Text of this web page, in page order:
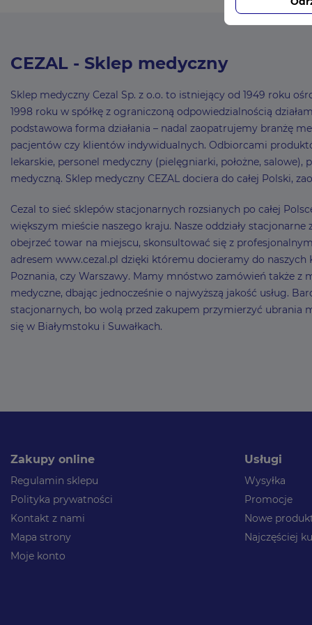
CEZAL - Sklep medyczny
Sklep medyczny Cezal Sp. z o.o. to istniejący od 1949 roku
1998 roku w spółkę z ograniczoną odpowiedzialnością
podstawowa forma działania – nadal zaopatrujemy branżę
pacjentów czy klientów indywidualnych. Odbiorcami
lekarskie, personel medyczny (pielęgniarki, położne,
medyczną. Sklep medyczny CEZAL dociera do całej Polski,
Cezal to sieć sklepów stacjonarnych rozsianych po całej
większym mieście naszego kraju. Nasze oddziały
obejrzeć towar na miejscu, skonsultować się z
adresem www.cezal.pl dzięki któremu docieramy do
Poznania, czy Warszawy. Mamy mnóstwo zamówień także
medyczne, dbając jednocześnie o najwyższą jakość usług.
stacjonarnych, bo wolą przed zakupem przymierzyć ubrania
się w Białymstoku i Suwałkach.
Zakupy online
Regulamin sklepu
Polityka prywatności
Kontakt z nami
Mapa strony
Moje konto
Usługi
Wysyłka
Promocje
Nowe
Najczęściej